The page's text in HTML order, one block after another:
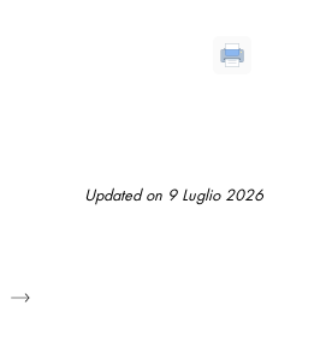
Updated on 9 Luglio 2026